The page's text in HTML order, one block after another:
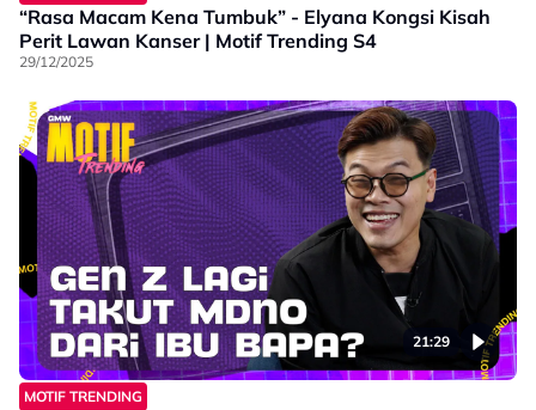
“Rasa Macam Kena Tumbuk” - Elyana Kongsi Kisah
Perit Lawan Kanser | Motif Trending S4
29/12/2025
21:29
MOTIF TRENDING